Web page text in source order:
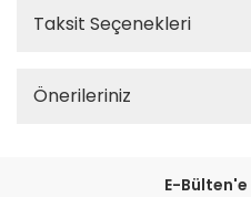
Taksit Seçenekleri
Önerileriniz
E-Bülten'e